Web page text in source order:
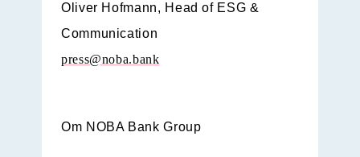
Oliver Hofmann, Head of ESG &
Communication
press@noba.bank
Om NOBA Bank Group